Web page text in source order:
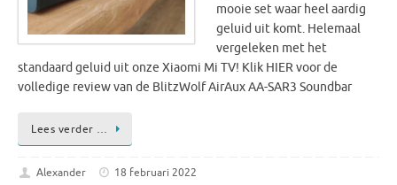
mooie set waar heel aardig
geluid uit komt. Helemaal
vergeleken met het
standaard geluid uit onze Xiaomi Mi TV! Klik HIER voor de
volledige review van de BlitzWolf AirAux AA-SAR3 Soundbar
Lees verder …
Alexander
18 februari 2022